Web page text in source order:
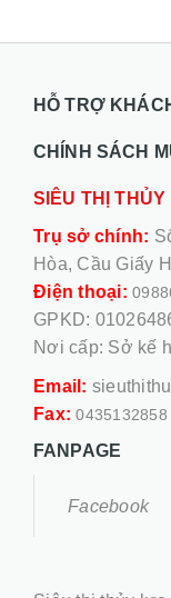
HỖ TRỢ
CHÍNH SÁCH
SIÊU THỊ THỦY
Trụ sở chính:
Hòa, Cầu Giấy
Điện thoại:
GPKD:
Nơi cấp: Sở kế
Email:
Fax:0435132858
FANPAGE
Facebook